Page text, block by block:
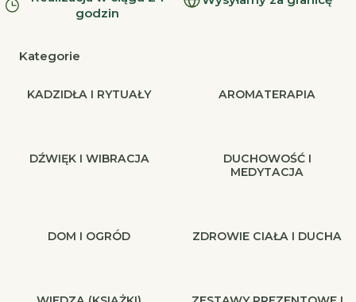
godzin
Kategorie
KADZIDŁA I RYTUAŁY AROMATERAPIA
DŹWIĘK I WIBRACJA
DUCHOWOŚĆ I
MEDYTACJA
DOM I OGRÓD ZDROWIE CIAŁA I DUCHA